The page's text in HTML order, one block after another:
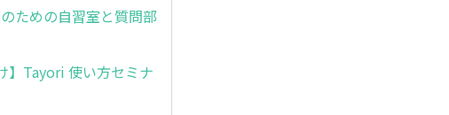
ための自習室と質問部
】Tayori 使い方セミナ